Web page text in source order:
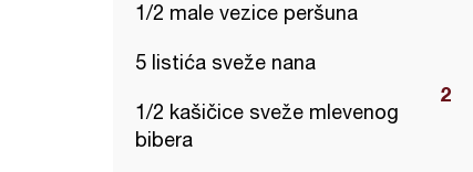
1/2 male vezice peršuna
5 listića sveže nana
1/2 kašičice sveže mlevenog
bibera